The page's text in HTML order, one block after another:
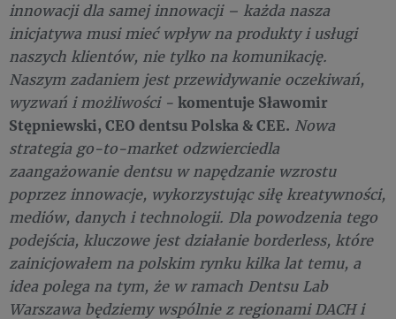
innowacji dla samej innowacji – każda nasza
inicjatywa musi mieć wpływ na produkty i usługi
naszych klientów, nie tylko na komunikację.
Naszym zadaniem jest przewidywanie oczekiwań,
wyzwań i możliwości - komentuje Sławomir
Stępniewski, CEO dentsu Polska & CEE. Nowa
strategia go-to-market odzwierciedla
zaangażowanie dentsu w napędzanie wzrostu
poprzez innowacje, wykorzystując siłę kreatywności,
mediów, danych i technologii. Dla powodzenia tego
podejścia, kluczowe jest działanie borderless, które
zainicjowałem na polskim rynku kilka lat temu, a
idea polega na tym, że w ramach Dentsu Lab
Warszawa będziemy wspólnie z regionami DACH i